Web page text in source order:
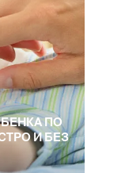
ПО
И БЕЗ